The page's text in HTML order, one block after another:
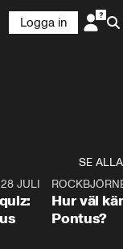
Logga in
SE ALLA
0:15
28 JULI
Hur väl
Pontus?